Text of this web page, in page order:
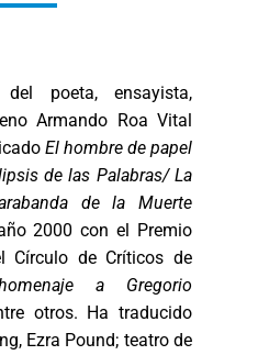
poeta, ensayista,
Armando Roa Vital
El hombre de papel
de las Palabras/ La
de la Muerte
2000 con el Premio
Círculo de Críticos de
a Gregorio
otros. Ha traducido
Ezra Pound; teatro de